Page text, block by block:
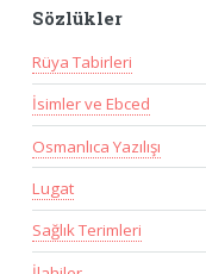
Sözlükler
Rüya Tabirleri
İsimler ve Ebced
Osmanlıca Yazılışı
Lugat
Sağlık Terimleri